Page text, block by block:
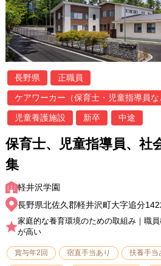
長野県 正職員
ケアワーカー（保育士・児童指導員な
児童養護施設 新卒 中途
保育士、児童指導員、
集
軽井沢学園
長野県北佐久郡軽井沢町大字追分
家庭的な養育環境のための取組み｜職
が高い
賞与年2回 宿直手当あり 扶養手当